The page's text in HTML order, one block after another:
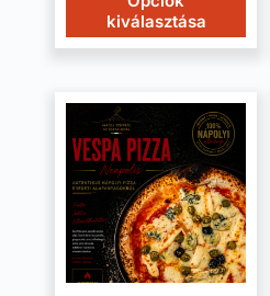
kiválasztása